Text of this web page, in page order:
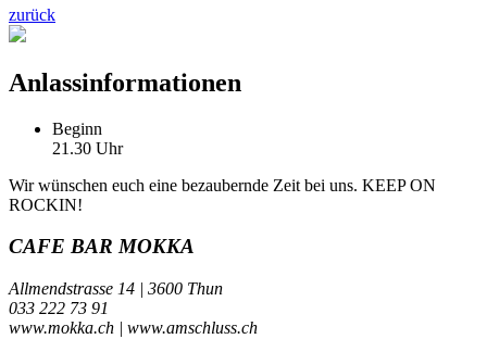
zurück
Anlassinformationen
Beginn
21.30 Uhr
Wir wünschen euch eine bezaubernde Zeit bei uns. KEEP ON
ROCKIN!
CAFE BAR MOKKA
Allmendstrasse 14 | 3600 Thun
033 222 73 91
www.mokka.ch | www.amschluss.ch